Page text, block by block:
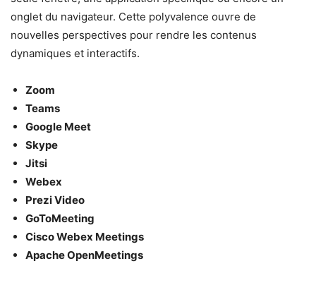
onglet du navigateur. Cette polyvalence ouvre de
nouvelles perspectives pour rendre les contenus
dynamiques et interactifs.
Zoom
Teams
Google Meet
Skype
Jitsi
Webex
Prezi Video
GoToMeeting
Cisco Webex Meetings
Apache OpenMeetings